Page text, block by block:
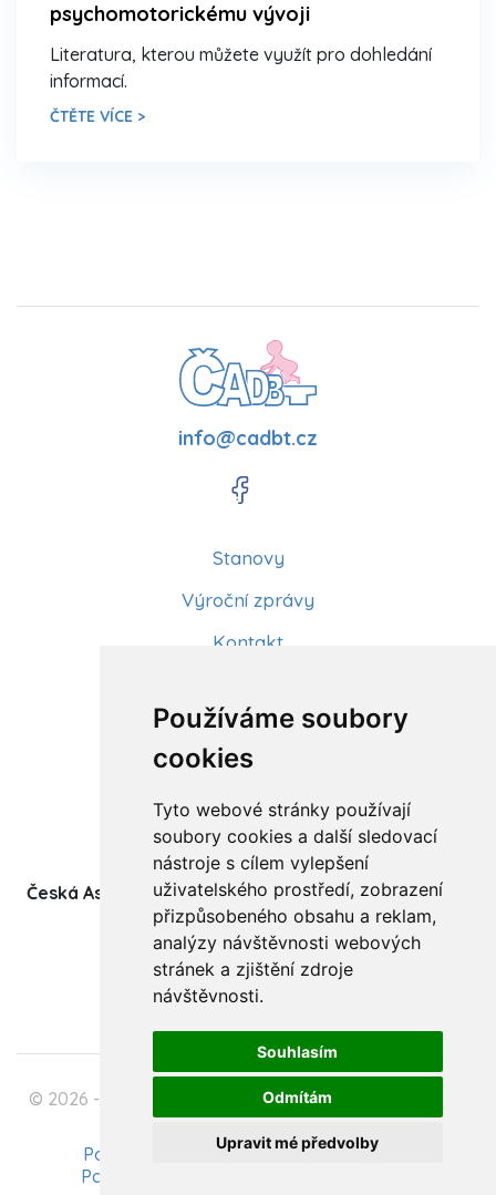
Používáme soubory
cookies
Tyto webové stránky používají
soubory cookies a další sledovací
nástroje s cílem vylepšení
uživatelského prostředí, zobrazení
přizpůsobeného obsahu a reklam,
analýzy návštěvnosti webových
stránek a zjištění zdroje
návštěvnosti.
Souhlasím
Odmítám
Upravit mé předvolby
psychomotorickému vývoji
Literatura, kterou můžete využít pro dohledání
informací.
ČTĚTE VÍCE >
info@cadbt.cz
Stanovy
Výroční zprávy
Kontakt
Články
Kurzy a workshopy
Sídlo ČADBT
Česká Asociace Dětských Bobath Terapeutů spolek
(z.s.)
Ukrajinská 1534
708 00 Ostrava-Poruba
© 2026 - Česká Asociace Dětských Bobath Terapeutů
spolek (z.s.)
Podmínky zpracování osobních údajů
Pavel Szabo - Tvorba webových stránek